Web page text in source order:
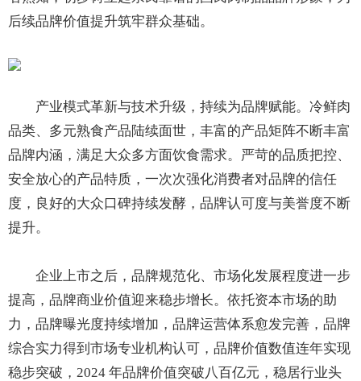
后续品牌价值提升筑牢群众基础。
产业模式革新与技术升级，持续为品牌赋能。冷鲜肉
品类、多元熟食产品陆续面世，丰富的产品矩阵不断丰富
品牌内涵，满足大众多方面饮食需求。严苛的品质把控、
安全放心的产品特质，一次次强化消费者对品牌的信任
度，良好的大众口碑持续发酵，品牌认可度与美誉度不断
提升。
企业上市之后，品牌规范化、市场化发展程度进一步
提高，品牌商业价值迎来稳步增长。依托资本市场的助
力，品牌曝光度持续增加，品牌运营体系愈发完善，品牌
综合实力得到市场专业机构认可，品牌价值数值连年实现
稳步突破，2024 年品牌价值突破八百亿元，稳居行业头